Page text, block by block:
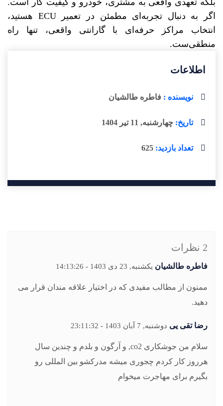
بلکه تعهدی واقعی به مشتری، خودرو و کیفیت کار است.
اگر به دنبال تجربه‌ای مطمئن در تعمیر ECU هستید،
انتخاب مراکز حرفه‌ای با گارانتی واقعی، تنها راه
منطقی‌ست.
اطلاعات
نویسنده : فاطره طالشیان
تاریخ: چهارشنبه, 11 تیر 1404
تعداد بازدید: 625
2 نظرات
فاطره طالشیان یکشنبه, 23 دی 1403 - 14:13:26
ممنون از مطالب مفیدی که در اختیار علاقه مندان قرار می
دهید.
رضا تقی یی دوشنبه, 7 آبان 1403 - 23:11:32
سلام من جوشکاری co2, و آرگون و بلدم و چندین سال
هرروز کار کردم چجوری میشه مدرکشو بین المللی رو
بگیرم برای مهاجرت میخوام